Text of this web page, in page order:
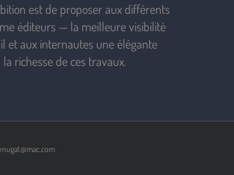
est de proposer aux différents
éditeurs — la meilleure visibilité
et aux internautes une élégante
la richesse de ces travaux.